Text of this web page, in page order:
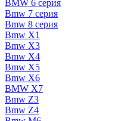
BMW 6 серия
Bmw 7 серия
Bmw 8 серия
Bmw X1
Bmw X3
Bmw X4
Bmw X5
Bmw X6
BMW X7
Bmw Z3
Bmw Z4